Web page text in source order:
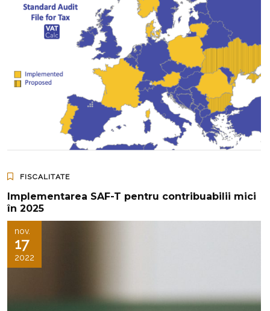
FISCALITATE
Implementarea SAF-T pentru contribuabilii mici
în 2025
nov.
17
2022